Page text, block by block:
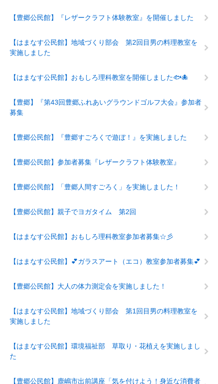
【豊郷公民館】『レザークラフト体験教室』を開催しました
【はまなす公民館】地域づくり部会 第2回目男の料理教室を
実施しました
【はまなす公民館】おもしろ理科教室を開催しました🐟🐙
【豊郷】『第43回豊郷ふれあいグラウンドゴルフ大会』参加者
募集
【豊郷公民館】『豊郷すごろくで遊ぼ！』を実施しました
【豊郷公民館】参加者募集『レザークラフト体験教室』
【豊郷公民館】「豊郷人間すごろく」を実施しました！
【豊郷公民館】親子でヨガタイム 第2回
【はまなす公民館】おもしろ理科教室参加者募集☆彡
【はまなす公民館】💕ガラスアート（エコ）教室参加者募集💕
【豊郷公民館】大人の体力測定会を実施しました！
【はまなす公民館】地域づくり部会 第1回目男の料理教室を
実施しました
【はまなす公民館】環境福祉部 草取り・花植えを実施しまし
た
【豊郷公民館】鹿嶋市出前講座「気を付けよう！身近な消費者